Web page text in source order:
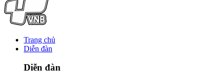
Trang chủ
Diễn đàn
Diễn đàn